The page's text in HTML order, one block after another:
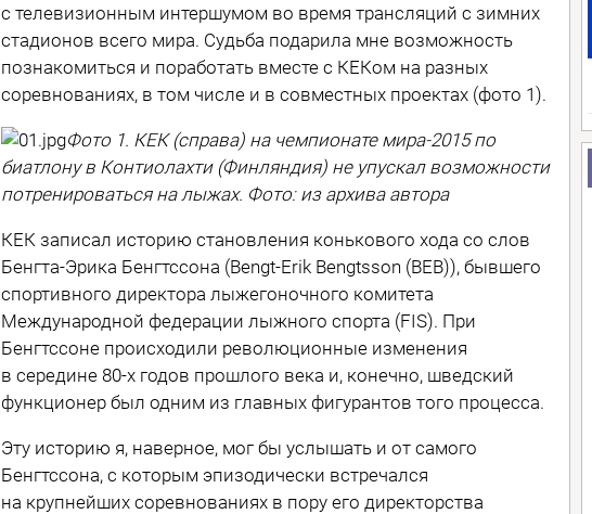
с телевизионным интершумом во время трансляций с зимних
стадионов всего мира. Судьба подарила мне возможность
познакомиться и поработать вместе с КЕКом на разных
соревнованиях, в том числе и в совместных проектах (фото 1).
Фото 1. КЕК (справа) на чемпионате мира-2015 по
биатлону в Контиолахти (Финляндия) не упускал возможности
потренироваться на лыжах. Фото: из архива автора
КЕК записал историю становления конькового хода со слов
Бенгта-Эрика Бенгтссона (Bengt-Erik Bengtsson (BEB)), бывшего
спортивного директора лыжегоночного комитета
Международной федерации лыжного спорта (FIS). При
Бенгтссоне происходили революционные изменения
в середине 80-х годов прошлого века и, конечно, шведский
функционер был одним из главных фигурантов того процесса.
Эту историю я, наверное, мог бы услышать и от самого
Бенгтссона, с которым эпизодически встречался
на крупнейших соревнованиях в пору его директорства